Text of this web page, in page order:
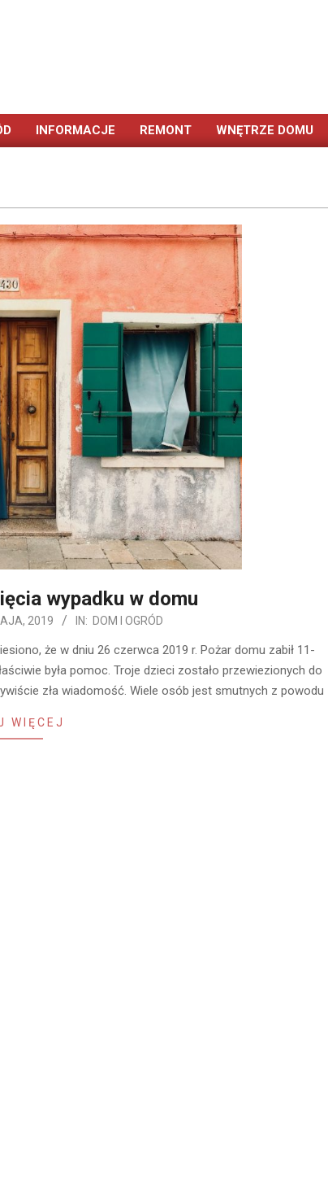
Primary
INFORMACJE REMONT WNĘTRZE DOMU
wypadku w domu
2019 IN: DOM I OGRÓD
że w dniu 26 czerwca 2019 r. Pożar domu zabił 11-
była pomoc. Troje dzieci zostało przewiezionych do
zła wiadomość. Wiele osób jest smutnych z powodu
WIĘCEJ